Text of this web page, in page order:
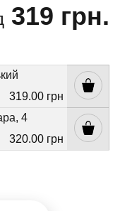
319 грн.
319.00 грн
4
320.00 грн